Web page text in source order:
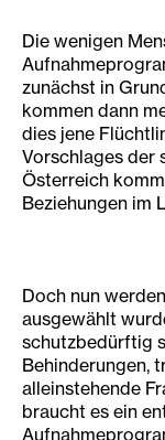
Die wenigen
zunächst in
kommen dann
dies jene
Vorschlages der
Österreich
Beziehungen im
Doch nun
ausgewählt
schutzbedürftig
Behinderungen,
alleinstehende
braucht es ein